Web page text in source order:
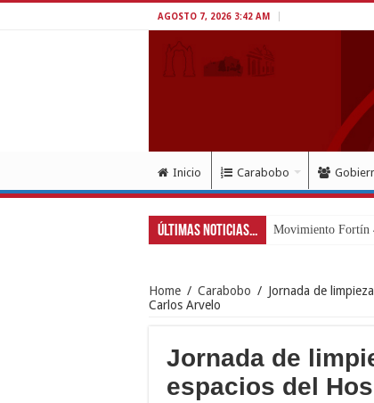
AGOSTO 7, 2026 3:42 AM
Inicio Carabobo
Últimas Noticias... Movimiento Fortín
Home / Carabobo / Jornada de
Carlos Arvelo
Jornada de
espacios del